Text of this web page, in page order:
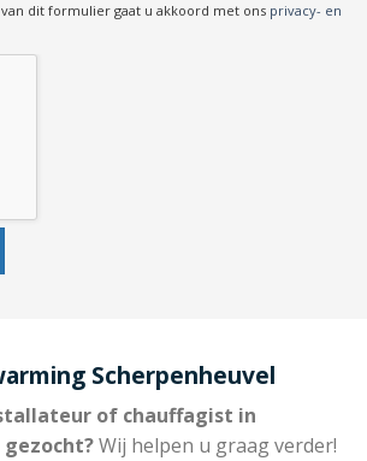
dit formulier gaat u akkoord met ons privacy- en
Scherpenheuvel
of chauffagist in
gezocht?Wij helpen u graag verder!